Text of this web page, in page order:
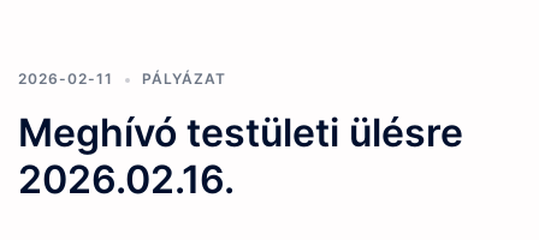
2026-02-11 PÁLYÁZAT
Meghívó testületi ülésre
2026.02.16.